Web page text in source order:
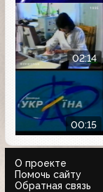
02:14
00:15
О проекте
Помочь сайту
Обратная связь